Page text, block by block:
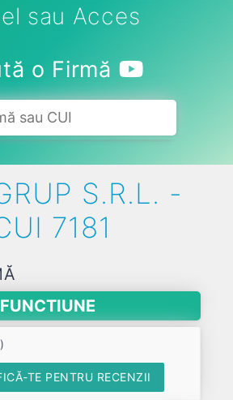
sau Acces
o Firmă
S.R.L. -
7181
FUNCTIUNE
)
TE PENTRU RECENZII